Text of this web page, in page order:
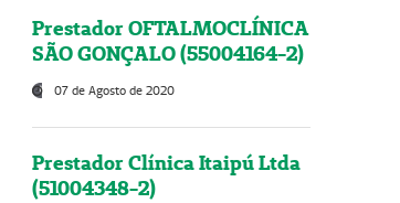
Prestador OFTALMOCLÍNICA
SÃO GONÇALO (55004164-2)
07 de Agosto de 2020
Prestador Clínica Itaipú Ltda
(51004348-2)